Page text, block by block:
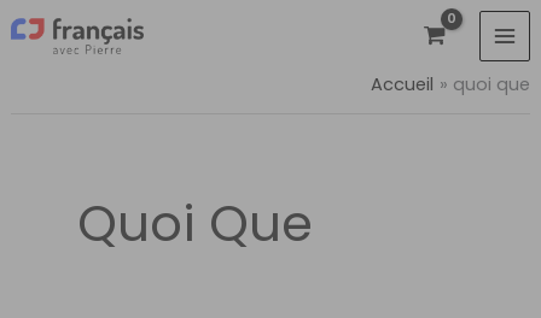
Aller
au
Accueil quoi que
Quoi Que